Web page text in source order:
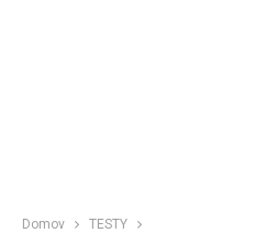
Domov
TESTY